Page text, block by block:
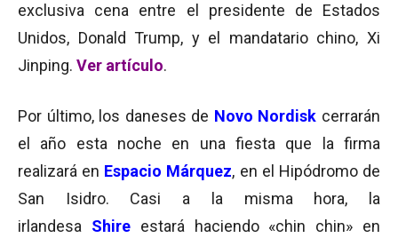
exclusiva cena entre el presidente de Estados
Unidos, Donald Trump, y el mandatario chino, Xi
Jinping. Ver artículo.
Por último, los daneses de Novo Nordisk cerrarán
el año esta noche en una fiesta que la firma
realizará en Espacio Márquez, en el Hipódromo de
San Isidro. Casi a la misma hora, la
irlandesa Shireestará haciendo «chin chin» en